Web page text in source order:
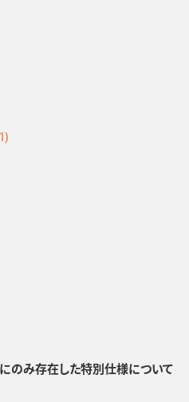
にのみ存在した特別仕様について